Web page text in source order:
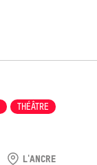
THÉÂTRE
L'ANCRE